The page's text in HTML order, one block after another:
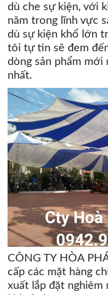
dù che sự kiện, với
năm trong lĩnh vực
dù sự kiện khổ lớn
tôi tự tin sẽ đem
dòng sản phẩm mới
nhất.
CÔNG TY HÒA
cấp các mặt hàng
xuất lắp đặt nghiêm